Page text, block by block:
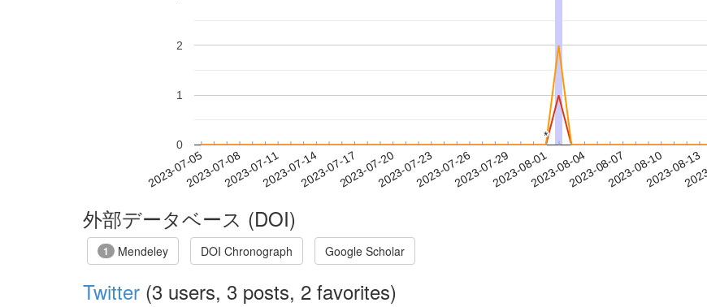
2023-07-052023-07-082023-07-112023-07-142023-07-172023-07-202023-07-232023-07-262023-07-292023-08-012023-08-042023-08-072023-08-102023-08-13
0
1
2
*
*
外部データベース (DOI)
1 Mendeley DOI Chronograph Google Scholar
Twitter (3 users, 3 posts, 2 favorites)